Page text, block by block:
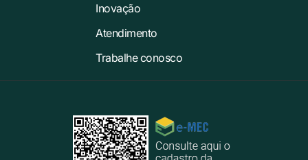
Inovação
Atendimento
Trabalhe conosco